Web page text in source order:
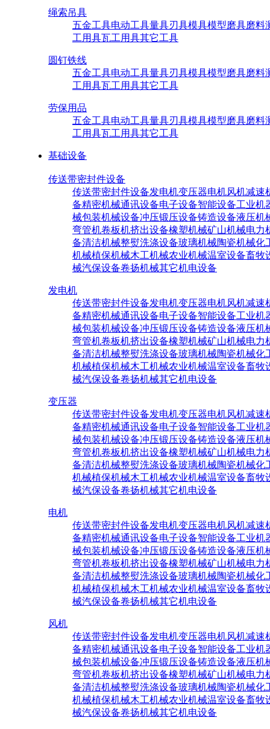
绳索吊具
五金工具电动工具量具刃具模具模型磨具磨料
工用具瓦工用具其它工具
圆钉铁线
五金工具电动工具量具刃具模具模型磨具磨料
工用具瓦工用具其它工具
劳保用品
五金工具电动工具量具刃具模具模型磨具磨料
工用具瓦工用具其它工具
基础设备
传送带密封件设备
传送带密封件设备发电机变压器电机风机减速
备精密机械通讯设备电子设备智能设备工业机
械包装机械设备冲压锻压设备铸造设备液压机
弯管机卷板机挤出设备橡塑机械矿山机械电力
备清洁机械整熨洗涤设备玻璃机械陶瓷机械化
机械植保机械木工机械农业机械温室设备畜牧
械汽保设备卷扬机械其它机电设备
发电机
传送带密封件设备发电机变压器电机风机减速
备精密机械通讯设备电子设备智能设备工业机
械包装机械设备冲压锻压设备铸造设备液压机
弯管机卷板机挤出设备橡塑机械矿山机械电力
备清洁机械整熨洗涤设备玻璃机械陶瓷机械化
机械植保机械木工机械农业机械温室设备畜牧
械汽保设备卷扬机械其它机电设备
变压器
传送带密封件设备发电机变压器电机风机减速
备精密机械通讯设备电子设备智能设备工业机
械包装机械设备冲压锻压设备铸造设备液压机
弯管机卷板机挤出设备橡塑机械矿山机械电力
备清洁机械整熨洗涤设备玻璃机械陶瓷机械化
机械植保机械木工机械农业机械温室设备畜牧
械汽保设备卷扬机械其它机电设备
电机
传送带密封件设备发电机变压器电机风机减速
备精密机械通讯设备电子设备智能设备工业机
械包装机械设备冲压锻压设备铸造设备液压机
弯管机卷板机挤出设备橡塑机械矿山机械电力
备清洁机械整熨洗涤设备玻璃机械陶瓷机械化
机械植保机械木工机械农业机械温室设备畜牧
械汽保设备卷扬机械其它机电设备
风机
传送带密封件设备发电机变压器电机风机减速
备精密机械通讯设备电子设备智能设备工业机
械包装机械设备冲压锻压设备铸造设备液压机
弯管机卷板机挤出设备橡塑机械矿山机械电力
备清洁机械整熨洗涤设备玻璃机械陶瓷机械化
机械植保机械木工机械农业机械温室设备畜牧
械汽保设备卷扬机械其它机电设备